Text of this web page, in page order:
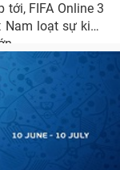
FIFA Online 3
loạt sự kiện